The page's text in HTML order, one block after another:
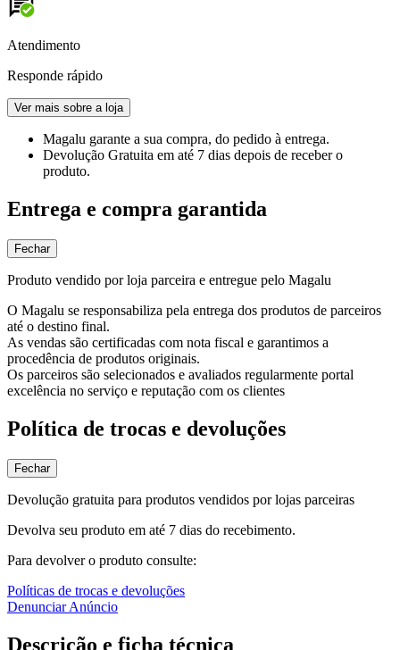
Atendimento
Responde rápido
Ver mais sobre a loja
Magalu garante a sua compra, do pedido à entrega.
Devolução Gratuita em até 7 dias depois de receber o
produto.
Entrega e compra garantida
Fechar
Produto vendido por loja parceira e entregue pelo Magalu
O Magalu se responsabiliza pela entrega dos produtos de parceiros
até o destino final.
As vendas são certificadas com nota fiscal e garantimos a
procedência de produtos originais.
Os parceiros são selecionados e avaliados regularmente portal
excelência no serviço e reputação com os clientes
Política de trocas e devoluções
Fechar
Devolução gratuita para produtos vendidos por lojas parceiras
Devolva seu produto em até 7 dias do recebimento.
Para devolver o produto consulte:
Políticas de trocas e devoluções
Denunciar Anúncio
Descrição e ficha técnica